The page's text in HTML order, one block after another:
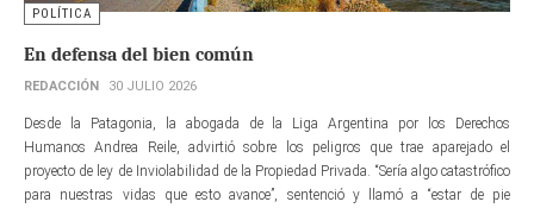
POLÍTICA
En defensa del bien común
REDACCIÓN 30 JULIO 2026
Desde la Patagonia, la abogada de la Liga Argentina por los Derechos
Humanos Andrea Reile, advirtió sobre los peligros que trae aparejado el
proyecto de ley de Inviolabilidad de la Propiedad Privada. “Sería algo catastrófico
para nuestras vidas que esto avance”, sentenció y llamó a “estar de pie